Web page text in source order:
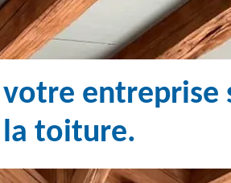
entreprise
la toiture.